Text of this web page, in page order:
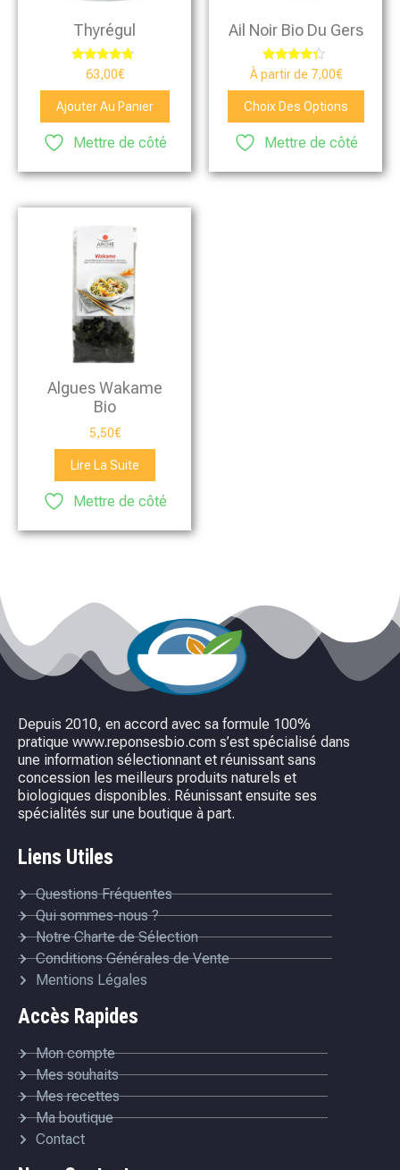
Thyrégul
Note
4.50
sur 5
63,00€
Ajouter Au Panier
Mettre de côté
Ail Noir Bio Du Gers
Note
4.13
sur 5
À partir de 7,00€
Choix Des Options
Mettre de côté
Algues Wakame
Bio
5,50€
Lire La Suite
Mettre de côté
Depuis 2010, en accord avec sa formule 100%
pratique www.reponsesbio.com s’est spécialisé dans
une information sélectionnant et réunissant sans
concession les meilleurs produits naturels et
biologiques disponibles. Réunissant ensuite ses
spécialités sur une boutique à part.
Liens Utiles
Questions Fréquentes
Qui sommes-nous ?
Notre Charte de Sélection
Conditions Générales de Vente
Mentions Légales
Accès Rapides
Mon compte
Mes souhaits
Mes recettes
Ma boutique
Contact